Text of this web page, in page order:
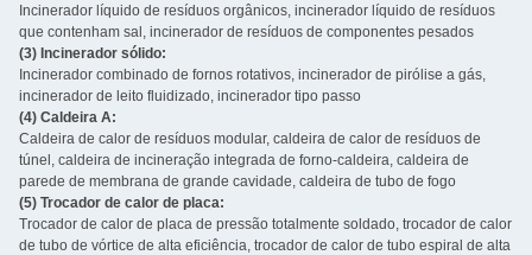
Incinerador líquido de resíduos orgânicos, incinerador líquido de resíduos
que contenham sal, incinerador de resíduos de componentes pesados
(3) Incinerador sólido:
Incinerador combinado de fornos rotativos, incinerador de pirólise a gás,
incinerador de leito fluidizado, incinerador tipo passo
(4) Caldeira A:
Caldeira de calor de resíduos modular, caldeira de calor de resíduos de
túnel, caldeira de incineração integrada de forno-caldeira, caldeira de
parede de membrana de grande cavidade, caldeira de tubo de fogo
(5) Trocador de calor de placa:
Trocador de calor de placa de pressão totalmente soldado, trocador de calor
de tubo de vórtice de alta eficiência, trocador de calor de tubo espiral de alta